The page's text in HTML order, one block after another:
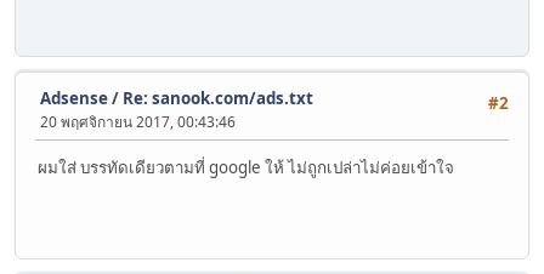
#2
Adsense/ Re: sanook.com/ads.txt
20 พฤศจิกายน 2017, 00:43:46
ผมใส่ บรรทัดเดียวตามที่ google ให้ ไม่ถูกเปล่าไม่ค่อยเข้าใจ